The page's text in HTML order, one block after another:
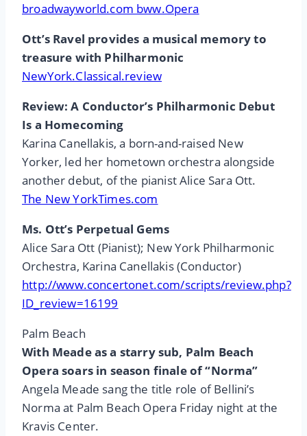
broadwayworld.com bww.Opera
Ott’s Ravel provides a musical memory to
treasure with Philharmonic
NewYork.Classical.review
Review: A Conductor’s Philharmonic Debut
Is a Homecoming
Karina Canellakis, a born-and-raised New
Yorker, led her hometown orchestra alongside
another debut, of the pianist Alice Sara Ott.
The New YorkTimes.com
Ms. Ott’s Perpetual Gems
Alice Sara Ott (Pianist); New York Philharmonic
Orchestra, Karina Canellakis (Conductor)
http://www.concertonet.com/scripts/review.php?
ID_review=16199
Palm Beach
With Meade as a starry sub, Palm Beach
Opera soars in season finale of “Norma”
Angela Meade sang the title role of Bellini’s
Norma at Palm Beach Opera Friday night at the
Kravis Center.